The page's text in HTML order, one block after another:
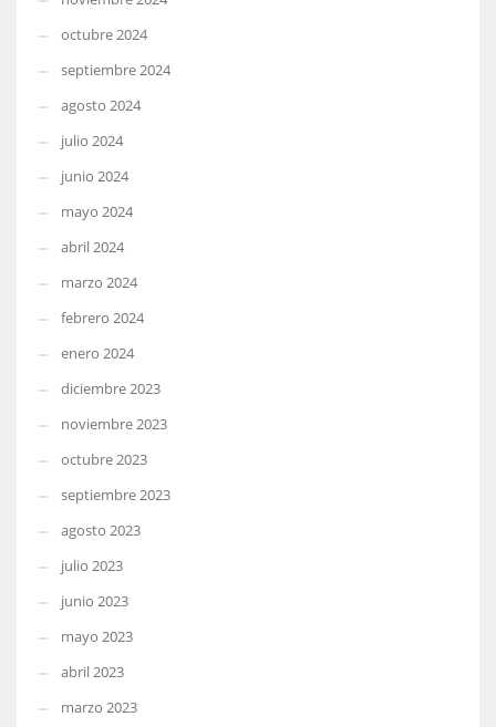
octubre 2024
septiembre 2024
agosto 2024
julio 2024
junio 2024
mayo 2024
abril 2024
marzo 2024
febrero 2024
enero 2024
diciembre 2023
noviembre 2023
octubre 2023
septiembre 2023
agosto 2023
julio 2023
junio 2023
mayo 2023
abril 2023
marzo 2023